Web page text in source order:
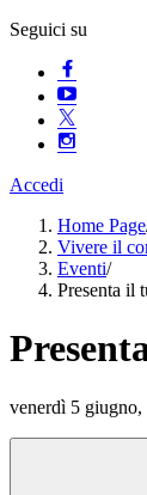
Seguici su
Accedi
Home Page
Vivere il
Eventi/
Presenta il
venerdì 5